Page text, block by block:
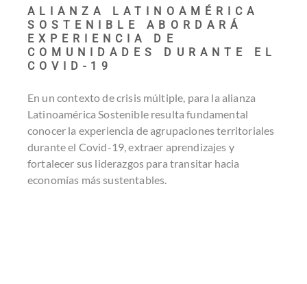
ALIANZA LATINOAMÉRICA
SOSTENIBLE ABORDARÁ
EXPERIENCIA DE
COMUNIDADES DURANTE EL
COVID-19
En un contexto de crisis múltiple, para la alianza
Latinoamérica Sostenible resulta fundamental
conocer la experiencia de agrupaciones territoriales
durante el Covid-19, extraer aprendizajes y
fortalecer sus liderazgos para transitar hacia
economías más sustentables.